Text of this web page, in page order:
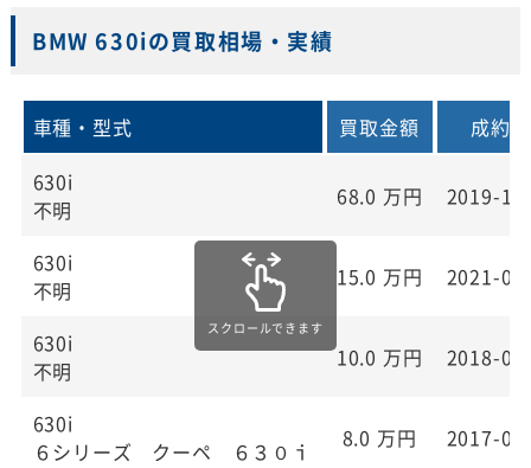
BMW 630iの買取相場・実績
車種・型式 買取金額
成約日
630i
不明
68.0 万円 2019-
630i
不明
15.0 万円 2021-
630i
不明
10.0 万円 2018-
630i
６シリーズ クーペ ６３０ｉ
8.0 万円 2017-